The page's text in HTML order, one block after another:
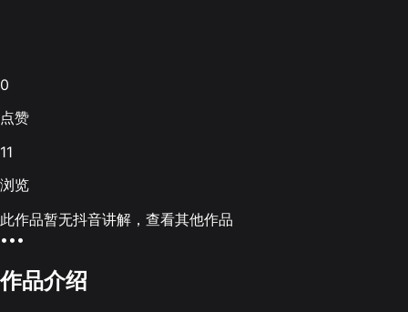
0
点赞
11
浏览
此作品暂无抖音讲解，查看其他作品
•••
作品介绍